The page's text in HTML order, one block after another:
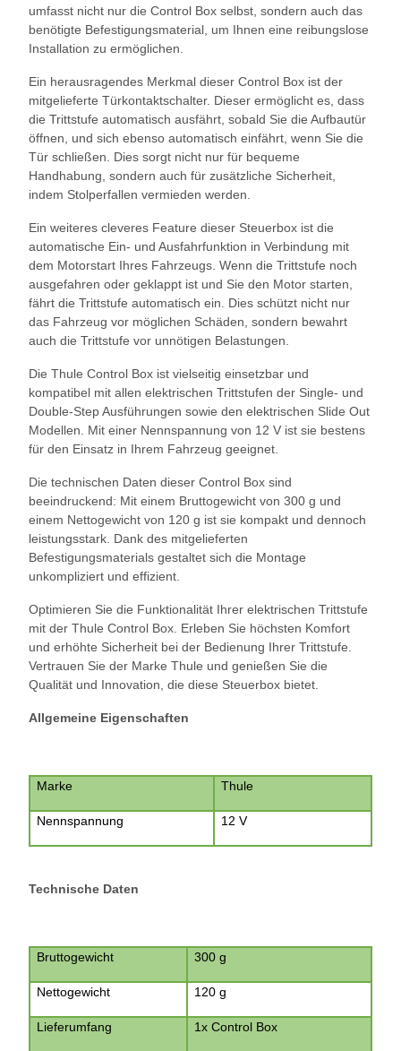
umfasst nicht nur die Control Box selbst, sondern auch das
benötigte Befestigungsmaterial, um Ihnen eine reibungslose
Installation zu ermöglichen.
Ein herausragendes Merkmal dieser Control Box ist der
mitgelieferte Türkontaktschalter. Dieser ermöglicht es, dass
die Trittstufe automatisch ausfährt, sobald Sie die Aufbautür
öffnen, und sich ebenso automatisch einfährt, wenn Sie die
Tür schließen. Dies sorgt nicht nur für bequeme
Handhabung, sondern auch für zusätzliche Sicherheit,
indem Stolperfallen vermieden werden.
Ein weiteres cleveres Feature dieser Steuerbox ist die
automatische Ein- und Ausfahrfunktion in Verbindung mit
dem Motorstart Ihres Fahrzeugs. Wenn die Trittstufe noch
ausgefahren oder geklappt ist und Sie den Motor starten,
fährt die Trittstufe automatisch ein. Dies schützt nicht nur
das Fahrzeug vor möglichen Schäden, sondern bewahrt
auch die Trittstufe vor unnötigen Belastungen.
Die Thule Control Box ist vielseitig einsetzbar und
kompatibel mit allen elektrischen Trittstufen der Single- und
Double-Step Ausführungen sowie den elektrischen Slide Out
Modellen. Mit einer Nennspannung von 12 V ist sie bestens
für den Einsatz in Ihrem Fahrzeug geeignet.
Die technischen Daten dieser Control Box sind
beeindruckend: Mit einem Bruttogewicht von 300 g und
einem Nettogewicht von 120 g ist sie kompakt und dennoch
leistungsstark. Dank des mitgelieferten
Befestigungsmaterials gestaltet sich die Montage
unkompliziert und effizient.
Optimieren Sie die Funktionalität Ihrer elektrischen Trittstufe
mit der Thule Control Box. Erleben Sie höchsten Komfort
und erhöhte Sicherheit bei der Bedienung Ihrer Trittstufe.
Vertrauen Sie der Marke Thule und genießen Sie die
Qualität und Innovation, die diese Steuerbox bietet.
Allgemeine Eigenschaften
Marke Thule
Nennspannung 12 V
Technische Daten
Bruttogewicht 300 g
Nettogewicht 120 g
Lieferumfang 1x Control Box